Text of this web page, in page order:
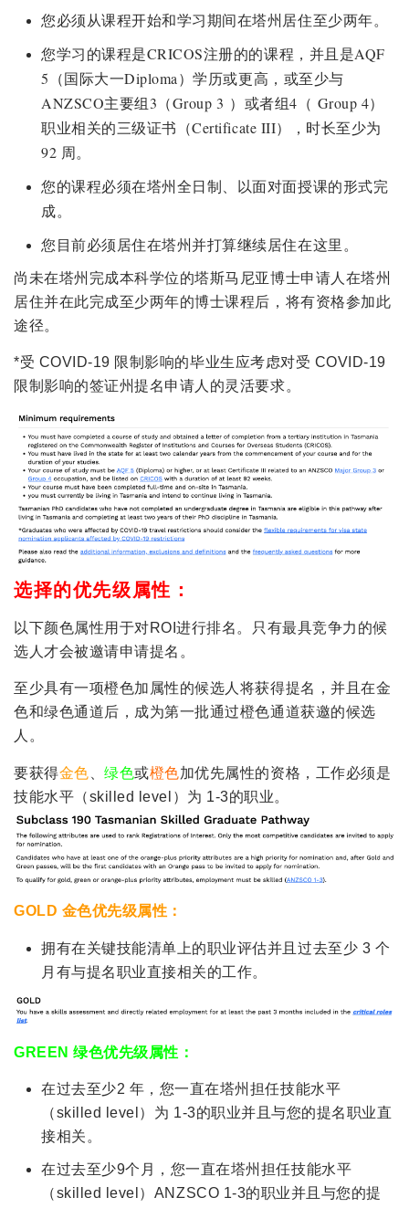
您必须从课程开始和学习期间在塔州居住至少两年。
您学习的课程是CRICOS注册的的课程，并且是AQF
5（国际大一Diploma）学历或更高，或至少与
ANZSCO主要组3（Group 3 ）或者组4（ Group 4）
职业相关的三级证书（Certificate III），时长至少为
92 周。
您的课程必须在塔州全日制、以面对面授课的形式完
成。
您目前必须居住在塔州并打算继续居住在这里。
尚未在塔州完成本科学位的塔斯马尼亚博士申请人在塔州
居住并在此完成至少两年的博士课程后，将有资格参加此
途径。
*受 COVID-19 限制影响的毕业生应考虑对受 COVID-19
限制影响的签证州提名申请人的灵活要求。
选择的优先级属性：
以下颜色属性用于对ROI进行排名。只有最具竞争力的候
选人才会被邀请申请提名。
至少具有一项橙色加属性的候选人将获得提名，并且在金
色和绿色通道后，成为第一批通过橙色通道获邀的候选
人。
要获得金色 、绿色或橙色加优先属性的资格，工作必须是
技能水平（skilled level）为 1-3的职业。
GOLD 金色优先级属性：
拥有在关键技能清单上的职业评估并且过去至少 3 个
月有与提名职业直接相关的工作。
GREEN 绿色优先级属性：
在过去至少2 年，您一直在塔州担任技能水平
（skilled level）为 1-3的职业并且与您的提名职业直
接相关。
在过去至少9个月，您一直在塔州担任技能水平
（skilled level）ANZSCO 1-3的职业并且与您的提